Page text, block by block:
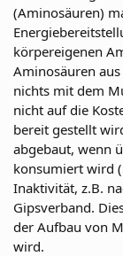
(Aminosäuren)
körpereigenen
Aminosäuren
nichts mit dem
nicht auf die
bereit gestellt
abgebaut, wenn
konsumiert wird
Inaktivität, z.B.
Gipsverband.
der Aufbau von
wird.